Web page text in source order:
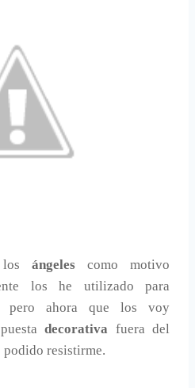
los ángeles como motivo
los he utilizado para
pero ahora que los voy
decorativa fuera del
podido resistirme.